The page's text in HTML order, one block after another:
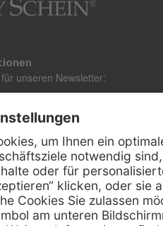
unseren Newsletter:
Austria GmbH
297